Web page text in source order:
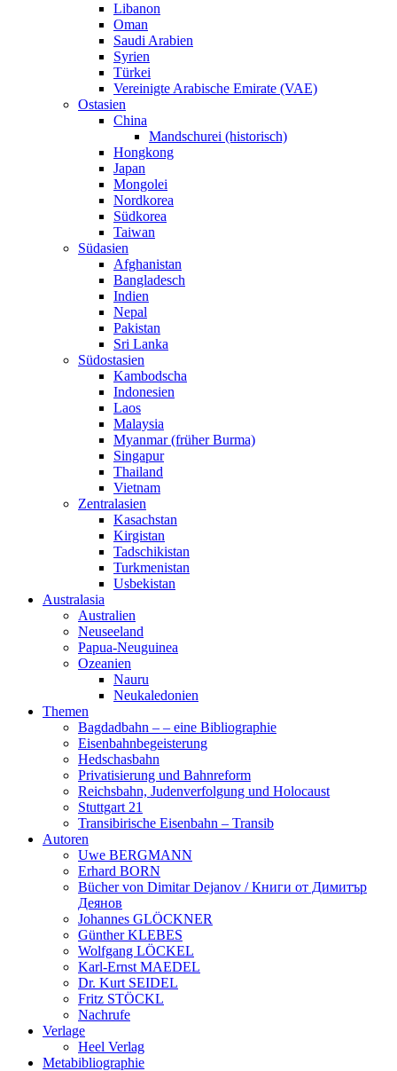
Libanon
Oman
Saudi Arabien
Syrien
Türkei
Vereinigte Arabische Emirate (VAE)
Ostasien
China
Mandschurei (historisch)
Hongkong
Japan
Mongolei
Nordkorea
Südkorea
Taiwan
Südasien
Afghanistan
Bangladesch
Indien
Nepal
Pakistan
Sri Lanka
Südostasien
Kambodscha
Indonesien
Laos
Malaysia
Myanmar (früher Burma)
Singapur
Thailand
Vietnam
Zentralasien
Kasachstan
Kirgistan
Tadschikistan
Turkmenistan
Usbekistan
Australasia
Australien
Neuseeland
Papua-Neuguinea
Ozeanien
Nauru
Neukaledonien
Themen
Bagdadbahn – – eine Bibliographie
Eisenbahnbegeisterung
Hedschasbahn
Privatisierung und Bahnreform
Reichsbahn, Judenverfolgung und Holocaust
Stuttgart 21
Transibirische Eisenbahn – Transib
Autoren
Uwe BERGMANN
Erhard BORN
Bücher von Dimitar Dejanov / Книги от Димитър
Деянов
Johannes GLÖCKNER
Günther KLEBES
Wolfgang LÖCKEL
Karl-Ernst MAEDEL
Dr. Kurt SEIDEL
Fritz STÖCKL
Nachrufe
Verlage
Heel Verlag
Metabibliographie